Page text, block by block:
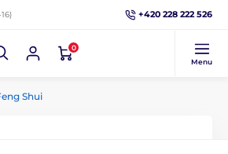
+420 228 222 526
0
Menu
Shui